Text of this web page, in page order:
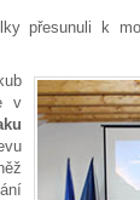
přesunuli k
v